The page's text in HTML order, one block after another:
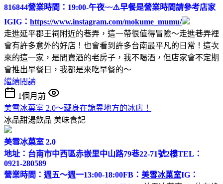
816844營業時間：19:00-午夜~~⚠️早餐是營業時間請參考店家
IGIG： https://www.instagram.com/mokume_mumu/
走進延平郡王祠附近的巷弄，這一帶很值得冒險～走進巷弄裡
會有許多意外的好店！也會看到許多台南最平凡的日常！這次
來的這一家，是間賣酒的老房子，我不喝酒，但店家會不定期
會推出早餐日，我都是來吃早餐的～
繼續閱讀
1個月前
美雪冰菓室 2.0～藏身在詭異地方的冰店！
冰品甜湯飲品 美味食記
美雪冰菓室 2.0
地址：台南市中西區赤嵌里中山路79巷22-71號2樓TEL：
0921-280589
營業時間：週五～週一13:00-18:00FB： 美雪冰菓室IG：